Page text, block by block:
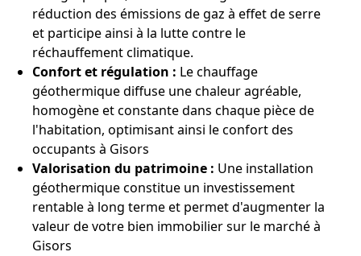
réduction des émissions de gaz à effet de serre
et participe ainsi à la lutte contre le
réchauffement climatique.
Confort et régulation : Le chauffage
géothermique diffuse une chaleur agréable,
homogène et constante dans chaque pièce de
l'habitation, optimisant ainsi le confort des
occupants à Gisors
Valorisation du patrimoine : Une installation
géothermique constitue un investissement
rentable à long terme et permet d'augmenter la
valeur de votre bien immobilier sur le marché à
Gisors